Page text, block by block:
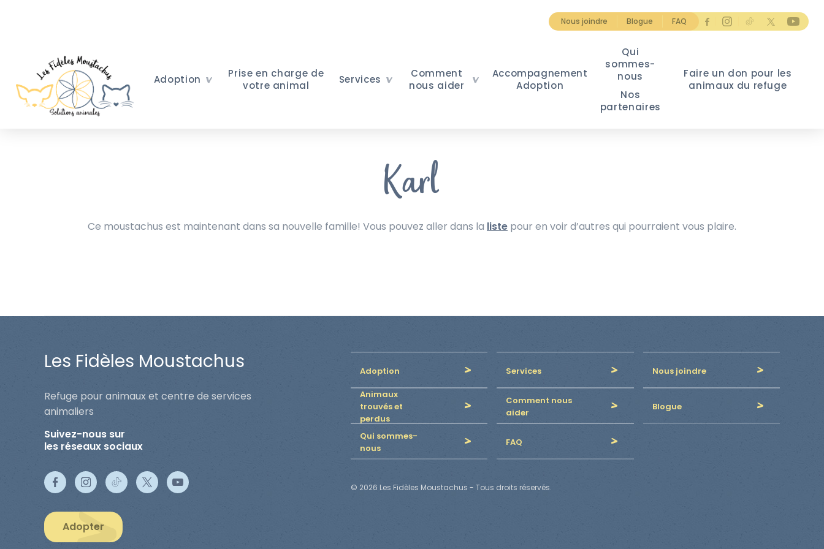
Nous joindre Blogue FAQ
Adoption
Prise en charge de
votre animal
Services
Comment
nous aider
Accompagnement
Adoption
Qui
sommes-
nous
Nos
partenaires
Faire un don pour les
animaux du refuge
Karl
Ce moustachus est maintenant dans sa nouvelle famille! Vous pouvez aller dans la liste pour en voir d’autres qui pourraient vous plaire.
Les Fidèles Moustachus
Refuge pour animaux et centre de services
animaliers
Suivez-nous sur
les réseaux sociaux
Adopter
Adoption Services
Nous joindre
Animaux
trouvés et
perdus
Comment nous
aider
Blogue
Qui sommes-
nous
FAQ
© 2026 Les Fidèles Moustachus - Tous droits réservés.